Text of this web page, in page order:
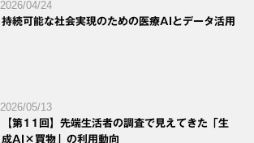
2026/04/24
持続可能な社会実現のための医療AIとデータ活用
2026/05/13
【第11回】先端生活者の調査で見えてきた「生
成AI×買物」の利用動向